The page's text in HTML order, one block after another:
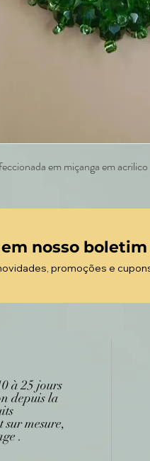
em miçanga em acrilico
nosso
promoções e
à 25 jours
depuis la
mesure,
.